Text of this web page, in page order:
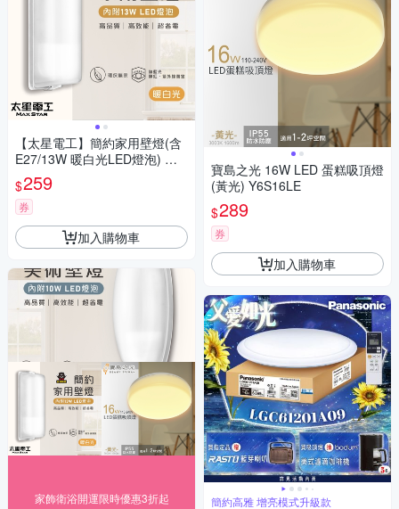
【太星電工】簡約家用壁燈(含
E27/13W 暖白光LED燈泡) WH
A813L
$259
券
加入購物車
家飾衛浴開運限時優惠3折起
寶島之光 16W LED 蛋糕吸頂燈
(黃光) Y6S16LE
$289
券
加入購物車
簡約高雅 增亮模式升級款